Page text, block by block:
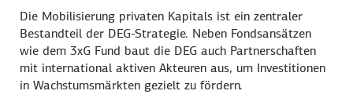
Die Mobilisierung privaten Kapitals ist ein zentraler
Bestandteil der DEG-Strategie. Neben Fondsansätzen
wie dem 3xG Fund baut die DEG auch Partnerschaften
mit international aktiven Akteuren aus, um Investitionen
in Wachstumsmärkten gezielt zu fördern.